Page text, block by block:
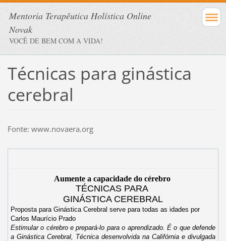
Mentoria Terapêutica Holística Online
Novak
VOCÊ DE BEM COM A VIDA!
Técnicas para ginástica
cerebral
Fonte: www.novaera.org
Aumente a capacidade do cérebro
TÉCNICAS PARA
GINÁSTICA CEREBRAL
Proposta para Ginástica Cerebral serve para todas as idades por
Carlos Maurício Prado
Estimular o cérebro e prepará-lo para o aprendizado. É o que defende
a Ginástica Cerebral, Técnica desenvolvida na Califórnia e divulgada